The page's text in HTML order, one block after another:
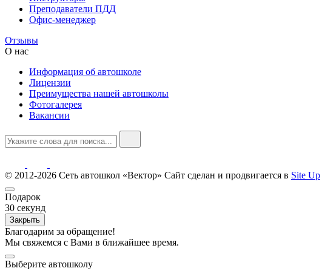
Преподаватели ПДД
Офис-менеджер
Отзывы
О нас
Информация об автошколе
Лицензии
Преимущества нашей автошколы
Фотогалерея
Вакансии
© 2012-2026 Сеть автошкол «Вектор» Сайт сделан и продвигается в Site Up
Подарок
30 секунд
Закрыть
Благодарим за обращение!
Мы свяжемся с Вами в ближайшее время.
Выберите автошколу